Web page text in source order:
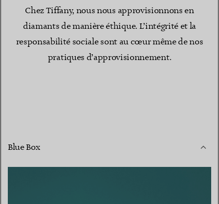
Chez Tiffany, nous nous approvisionnons en
diamants de manière éthique. L’intégrité et la
responsabilité sociale sont au cœur même de nos
pratiques d’approvisionnement.
Blue Box